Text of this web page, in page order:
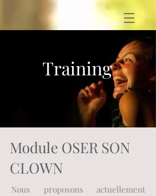
Training
Module OSER SON
CLOWN
Nous proposons actuellement